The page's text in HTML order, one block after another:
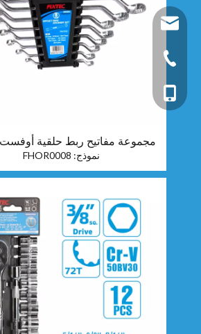
مجموعة مفاتيح ربط حلقية أوفست 8 قطع
نموذج: FHOR0008
+ 86-25-
+86 -